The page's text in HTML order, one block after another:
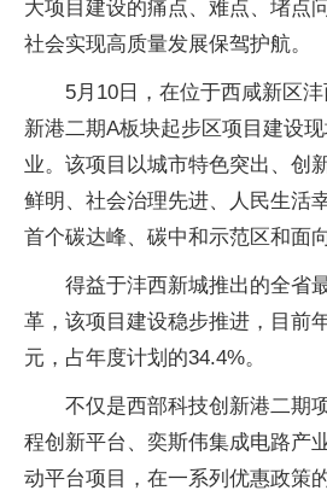
大项目建设的痛点、难点、堵点
社会实现高质量发展保驾护航。
5月10日，在位于西咸新区
新港二期A板块起步区项目建设
业。该项目以城市特色突出、创
鲜明、社会治理先进、人民生活
首个碳达峰、碳中和示范区和面
得益于沣西新城推出的全省
革，该项目建设稳步推进，目前
元，占年度计划的34.4%。
不仅是西部科技创新港二期
程创新平台、奕斯伟集成电路产
动平台项目，在一系列优惠政策